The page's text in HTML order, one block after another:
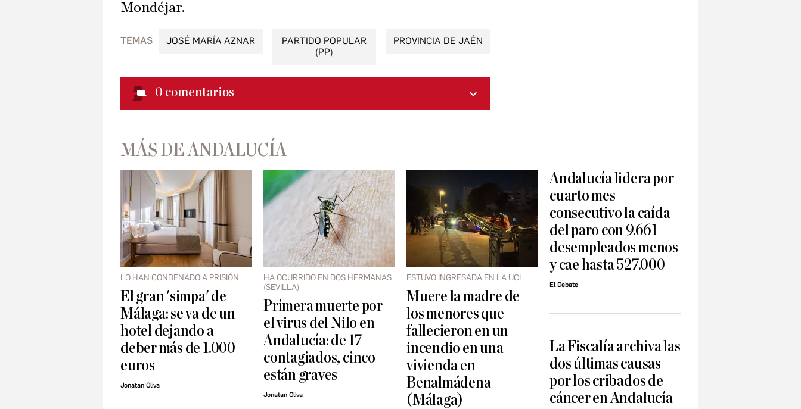
Mondéjar.
TEMAS JOSÉ MARÍA AZNAR
PARTIDO POPULAR
(PP)
PROVINCIA DE JAÉN
0 comentarios
MÁS DE ANDALUCÍA
LO HAN CONDENADO A PRISIÓN
El gran 'simpa' de
Málaga: se va de un
hotel dejando a
deber más de 1.000
euros
Jonatan Oliva
HA OCURRIDO EN DOS HERMANAS
(SEVILLA)
Primera muerte por
el virus del Nilo en
Andalucía: de 17
contagiados, cinco
están graves
Jonatan Oliva
ESTUVO INGRESADA EN LA UCI
Muere la madre de
los menores que
fallecieron en un
incendio en una
vivienda en
Benalmádena
(Málaga)
Andalucía lidera por
cuarto mes
consecutivo la caída
del paro con 9.661
desempleados menos
y cae hasta 527.000
El Debate
La Fiscalía archiva las
dos últimas causas
por los cribados de
cáncer en Andalucía